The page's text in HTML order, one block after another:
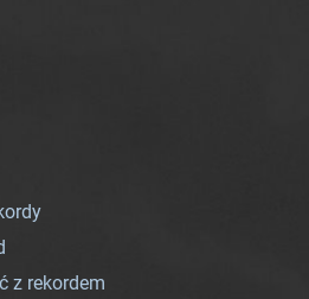
z rekordem